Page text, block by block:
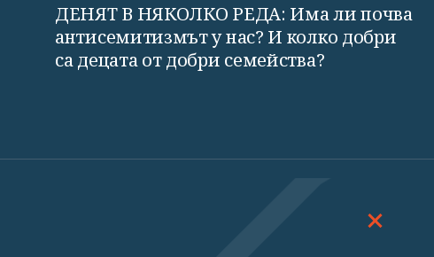
ДЕНЯТ В НЯКОЛКО РЕДА: Има ли почва
антисемитизмът у нас? И колко добри
са децата от добри семейства?